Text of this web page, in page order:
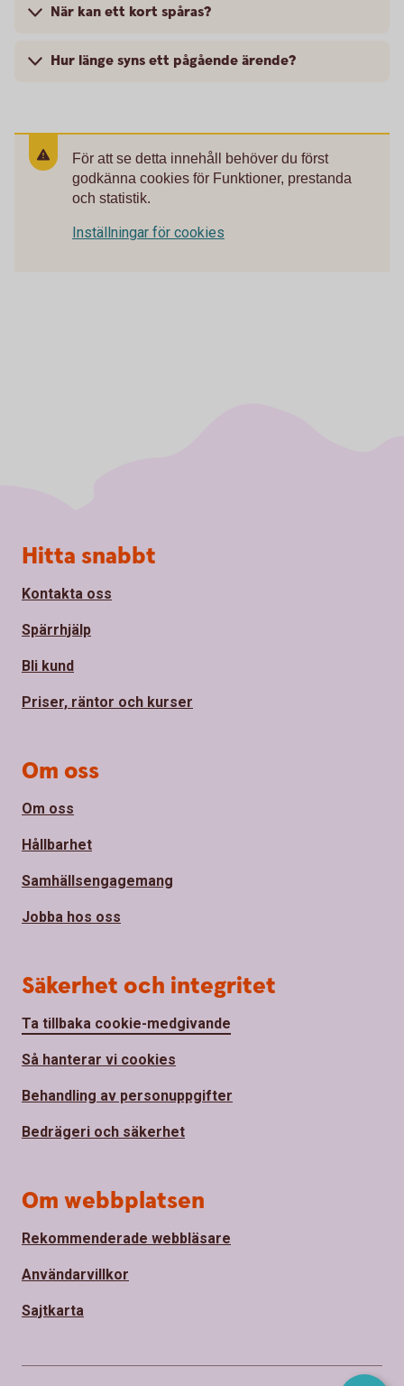
När kan ett kort spåras?
Hur länge syns ett pågående ärende?
För att se detta innehåll behöver du först
godkänna cookies för Funktioner, prestanda
och statistik.
Inställningar för cookies
Sidfot
Hitta snabbt
Kontakta oss
Spärrhjälp
Bli kund
Priser, räntor och kurser
Om oss
Om oss
Hållbarhet
Samhällsengagemang
Jobba hos oss
Säkerhet och integritet
Ta tillbaka cookie-medgivande
Så hanterar vi cookies
Behandling av personuppgifter
Bedrägeri och säkerhet
Om webbplatsen
Rekommenderade webbläsare
Användarvillkor
Sajtkarta